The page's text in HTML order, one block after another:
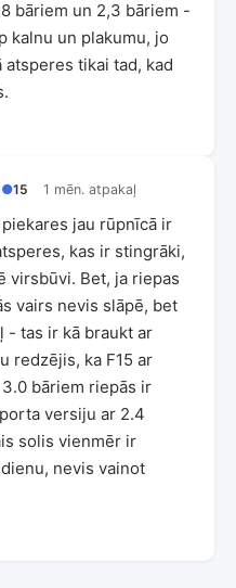
bāriem un 2,3 bāriem -
kalnu un plakumu, jo
atsperes tikai tad, kad
●15 1 mēn. atpakaļ
jau rūpnīcā ir
kas ir stingrāki,
virsbūvi. Bet, ja riepas
vairs nevis slāpē, bet
- tas ir kā braukt ar
redzējis, ka F15 ar
bāriem riepās ir
versiju ar 2.4
solis vienmēr ir
nevis vainot